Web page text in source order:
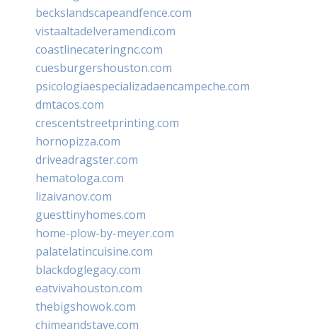
beckslandscapeandfence.com
vistaaltadelveramendi.com
coastlinecateringnc.com
cuesburgershouston.com
psicologiaespecializadaencampeche.com
dmtacos.com
crescentstreetprinting.com
hornopizza.com
driveadragster.com
hematologa.com
lizaivanov.com
guesttinyhomes.com
home-plow-by-meyer.com
palatelatincuisine.com
blackdoglegacy.com
eatvivahouston.com
thebigshowok.com
chimeandstave.com